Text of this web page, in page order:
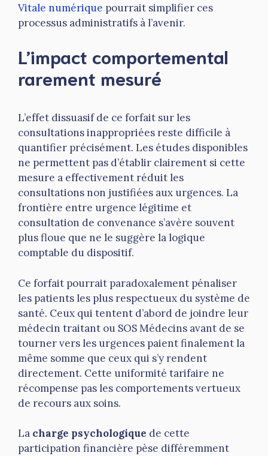
Vitale numérique pourrait simplifier ces
processus administratifs à l’avenir.
L’impact comportemental
rarement mesuré
L’effet dissuasif de ce forfait sur les
consultations inappropriées reste difficile à
quantifier précisément. Les études disponibles
ne permettent pas d’établir clairement si cette
mesure a effectivement réduit les
consultations non justifiées aux urgences. La
frontière entre urgence légitime et
consultation de convenance s’avère souvent
plus floue que ne le suggère la logique
comptable du dispositif.
Ce forfait pourrait paradoxalement pénaliser
les patients les plus respectueux du système de
santé. Ceux qui tentent d’abord de joindre leur
médecin traitant ou SOS Médecins avant de se
tourner vers les urgences paient finalement la
même somme que ceux qui s’y rendent
directement. Cette uniformité tarifaire ne
récompense pas les comportements vertueux
de recours aux soins.
La charge psychologique de cette
participation financière pèse différemment